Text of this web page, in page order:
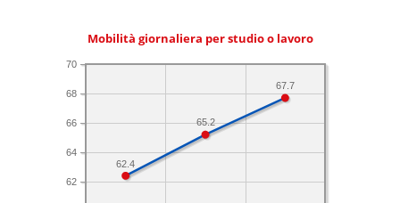
Mobilità giornaliera per studio o lavoro
62
64
66
68
70
67.7
65.2
62.4